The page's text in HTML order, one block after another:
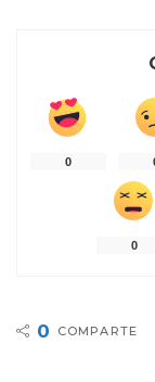
0
0
0 COMPARTE